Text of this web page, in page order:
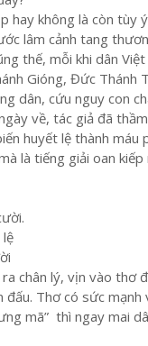
hay không là còn
lâm cảnh tang
thế, mỗi khi dân
Gióng, Đức Thánh
dân, cứu nguy con
về, tác giả đã
huyết lệ thành
là tiếng giải oan
chân lý, vịn vào
đấu. Thơ có sức
mã” thì ngay mai